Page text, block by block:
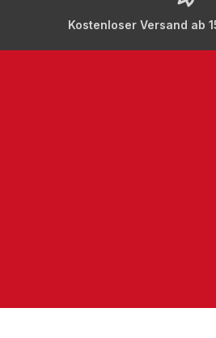
Kostenloser Versand ab